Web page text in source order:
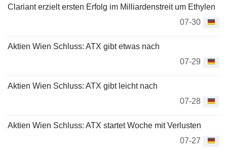
Clariant erzielt ersten Erfolg im Milliardenstreit um Ethylen
07-30
Aktien Wien Schluss: ATX gibt etwas nach
07-29
Aktien Wien Schluss: ATX gibt leicht nach
07-28
Aktien Wien Schluss: ATX startet Woche mit Verlusten
07-27